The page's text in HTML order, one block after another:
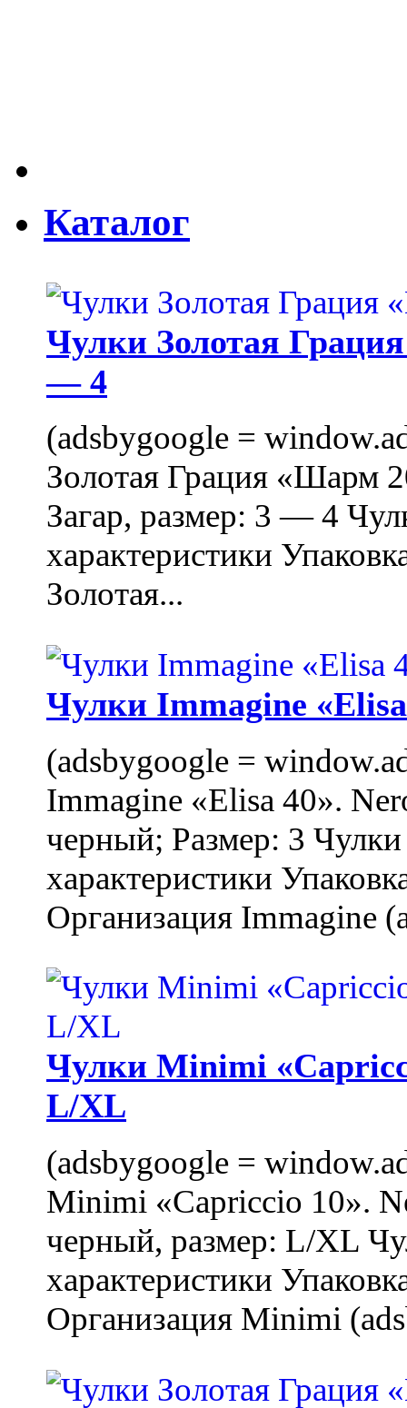
Каталог
Чулки Золотая
— 4
(adsbygoogle =
Золотая Грация «Шарм
Загар, размер: 3 — 4
характеристики
Золотая...
Чулки Immagine
(adsbygoogle =
Immagine «Elisa 40».
черный; Размер: 3
характеристики
Организация Immagine
Чулки Minimi
L/XL
(adsbygoogle =
Minimi «Capriccio 10».
черный, размер: L/XL
характеристики
Организация Minimi